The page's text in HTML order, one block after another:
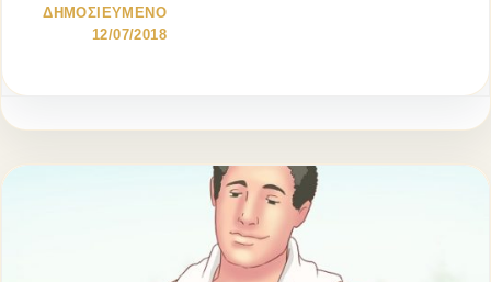
ΔΗΜΟΣΙΕΥΜΕΝΟ
12/07/2018